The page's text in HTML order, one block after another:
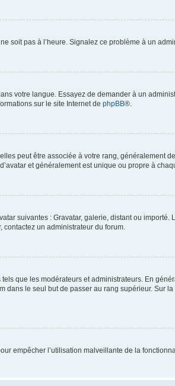
soit pas à l’heure. Signalez ce problème à un
votre langue. Essayez de demander à un
sur le site Internet de phpBB®.
peut être associée à votre rang, généralement
et généralement est unique ou propre à
suivantes : Gravatar, galerie, distant ou importé.
un administrateur du forum.
que les modérateurs et administrateurs. En
dans le seul but de passer au rang supérieur. Sur la
empêcher l’utilisation malveillante de la